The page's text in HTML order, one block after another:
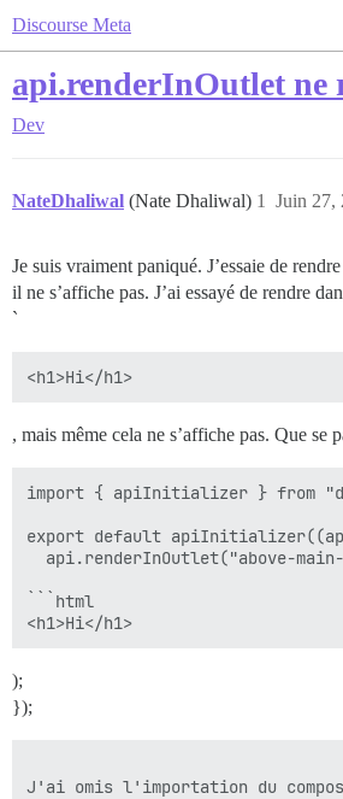
Discourse Meta
api.renderInOutlet ne
Dev
NateDhaliwal (Nate Dhaliwal) Juin 27,
1
Je suis vraiment paniqué. J’essaie de
il ne s’affiche pas. J’ai essayé de rendre
`
, mais même cela ne s’affiche pas. Que se
import { apiInitializer } from
export default
api.renderInOutlet("above-
```html
);
});
J'ai omis l'importation du